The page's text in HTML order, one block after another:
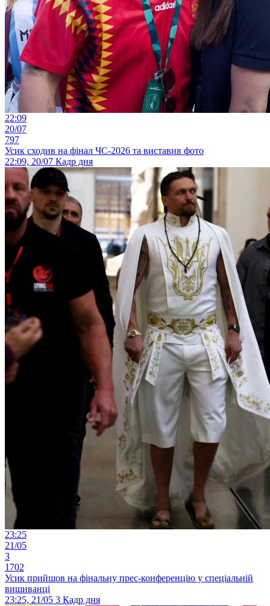
22:09
20/07
797
Усик сходив на фінал ЧС-2026 та виставив фото
22:09, 20/07 Кадр дня
23:25
21/05
3
1702
Усик прийшов на фінальну прес-конференцію у спеціальній
вишиванці
23:25, 21/05 3 Кадр дня